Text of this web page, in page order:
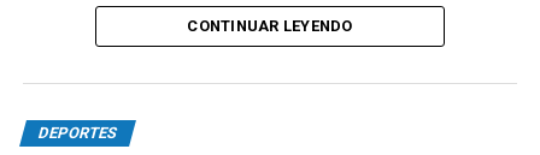
A tal efecto, el secretario Legal, Técnico y de
Comisión ad hoc que tendrá la responsabilidad de
analizar la documentación presentada por la
concesionaria y determinar si la operación se ajusta a las
CONTINUAR LEYENDO
DEPORTES